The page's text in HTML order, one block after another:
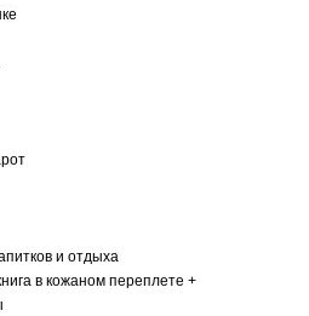
и отдыха
в кожаном переплете +